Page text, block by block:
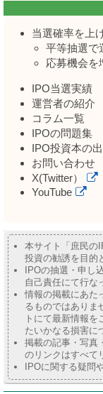
当選確率を上
平等抽選で
応募機会を
IPO当選実績
運営者の紹介
コラム一覧
IPOの問題集
IPO投資本の
お問い合わせ
X(Twitter）
YouTube
本サイト「庶民の
投資の勧誘を目的
IPOの抽選・申し
自己責任にて行な
情報の掲載にあた
るものではありま
トにて最新情報
たいかなる損害に
掲載の記事・写真
のリンクはすべて
IPOに関する疑問